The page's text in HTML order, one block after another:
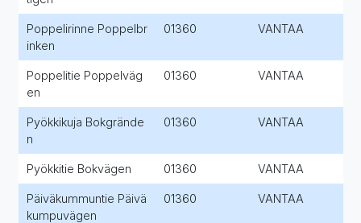
Poppelirinne Poppelbr
inken
01360 VANTAA
Poppelitie Poppelväg
en
01360 VANTAA
Pyökkikuja Bokgrände
n
01360 VANTAA
Pyökkitie Bokvägen 01360 VANTAA
Päiväkummuntie Päivä
kumpuvägen
01360 VANTAA